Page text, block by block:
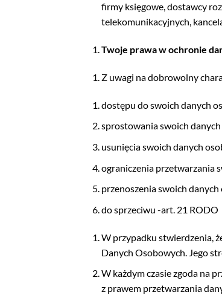
firmy księgowe, dostawcy
telekomunikacyjnych,
Twoje prawa w ochronie
Z uwagi na dobrowolny
dostępu do swoich danych
sprostowania swoich
usunięcia swoich danych
ograniczenia przetwarzania
przenoszenia swoich
do sprzeciwu -art. 21 RODO
W przypadku stwierdzenia,
Danych Osobowych. Jego
W każdym czasie zgoda na
z prawem przetwarzania